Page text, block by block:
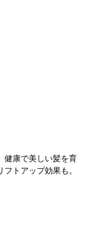
健康で美しい髪を育
トアップ効果も。